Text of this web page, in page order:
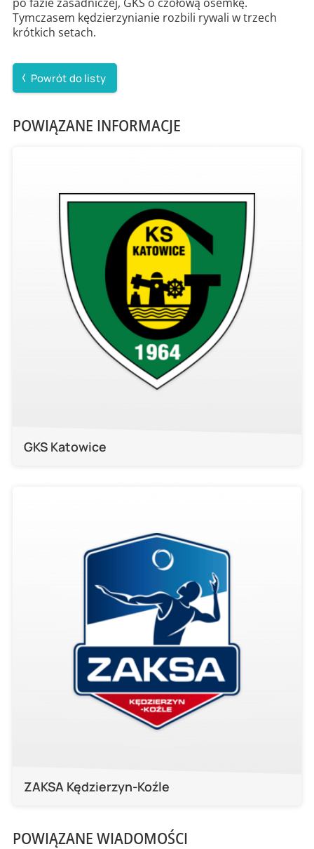
Tymczasem kędzierzynianie rozbili rywali w trzech
krótkich setach.
Powrót do listy
POWIĄZANE INFORMACJE
GKS Katowice
ZAKSA Kędzierzyn-Koźle
POWIĄZANE WIADOMOŚCI